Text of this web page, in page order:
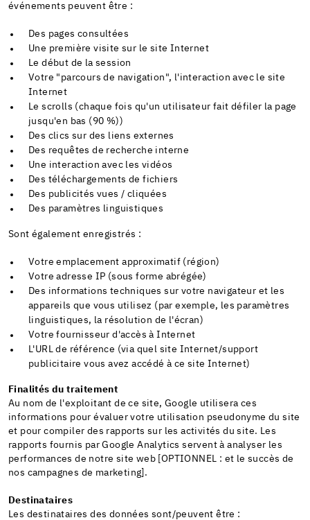
événements peuvent être :
Des pages consultées
Une première visite sur le site Internet
Le début de la session
Votre "parcours de navigation", l'interaction avec le site
Internet
Le scrolls (chaque fois qu'un utilisateur fait défiler la page
jusqu'en bas (90 %))
Des clics sur des liens externes
Des requêtes de recherche interne
Une interaction avec les vidéos
Des téléchargements de fichiers
Des publicités vues / cliquées
Des paramètres linguistiques
Sont également enregistrés :
Votre emplacement approximatif (région)
Votre adresse IP (sous forme abrégée)
Des informations techniques sur votre navigateur et les
appareils que vous utilisez (par exemple, les paramètres
linguistiques, la résolution de l'écran)
Votre fournisseur d'accès à Internet
L'URL de référence (via quel site Internet/support
publicitaire vous avez accédé à ce site Internet)
Finalités du traitement
Au nom de l'exploitant de ce site, Google utilisera ces
informations pour évaluer votre utilisation pseudonyme du site
et pour compiler des rapports sur les activités du site. Les
rapports fournis par Google Analytics servent à analyser les
performances de notre site web [OPTIONNEL : et le succès de
nos campagnes de marketing].
Destinataires
Les destinataires des données sont/peuvent être :